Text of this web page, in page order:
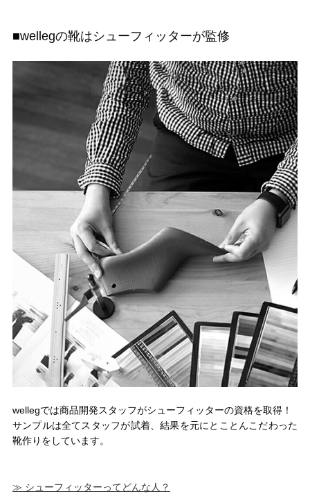
■wellegの靴はシューフィッターが監修
wellegでは商品開発スタッフがシューフィッターの資格を取得！
サンプルは全てスタッフが試着、結果を元にとことんこだわった
靴作りをしています。
≫ シューフィッターってどんな人？